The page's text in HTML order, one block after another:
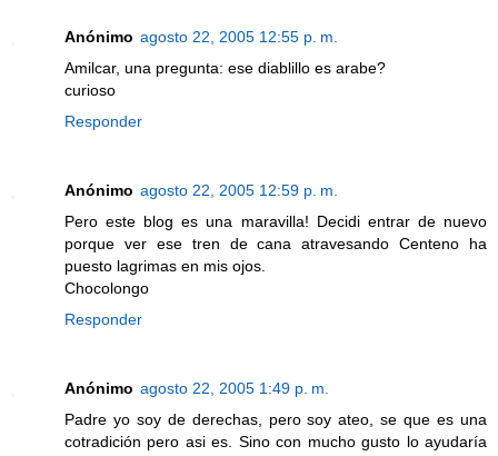
Anónimo agosto 22, 2005 12:55 p. m.
Amilcar, una pregunta: ese diablillo es arabe?
curioso
Responder
Anónimo agosto 22, 2005 12:59 p. m.
Pero este blog es una maravilla! Decidi entrar de nuevo
porque ver ese tren de cana atravesando Centeno ha
puesto lagrimas en mis ojos.
Chocolongo
Responder
Anónimo agosto 22, 2005 1:49 p. m.
Padre yo soy de derechas, pero soy ateo, se que es una
cotradición pero asi es. Sino con mucho gusto lo ayudaría